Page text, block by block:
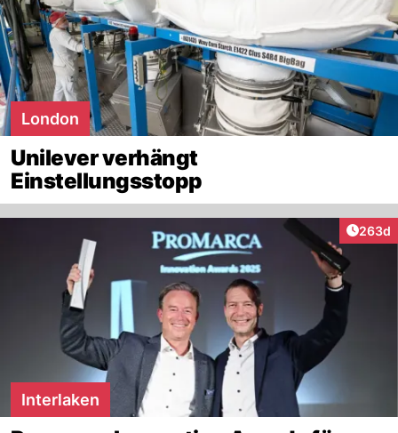
London
Unilever verhängt
Einstellungsstopp
263d
Interlaken